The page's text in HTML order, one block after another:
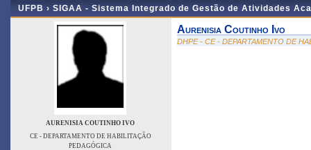
UFPB › SIGAA - Sistema Integrado de Gestão de Atividades
AURENISIA COUTINHO IVO
CE - DEPARTAMENTO DE HABILITAÇÃO
PEDAGÓGICA
Aurenisia Coutinho Ivo
DHPE - CE - DEPARTAMENTO DE